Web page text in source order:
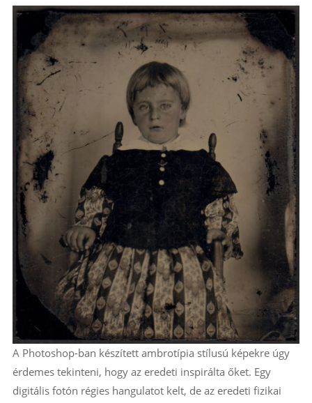
A Photoshop-ban készített ambrotípia stílusú képekre úgy
érdemes tekinteni, hogy az eredeti inspirálta őket. Egy
digitális fotón régies hangulatot kelt, de az eredeti fizikai